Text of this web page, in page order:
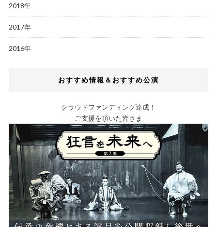
2018年
2017年
2016年
おすすめ情報＆おすすめ公演
クラウドファンディング達成！
ご支援を頂いた皆さま